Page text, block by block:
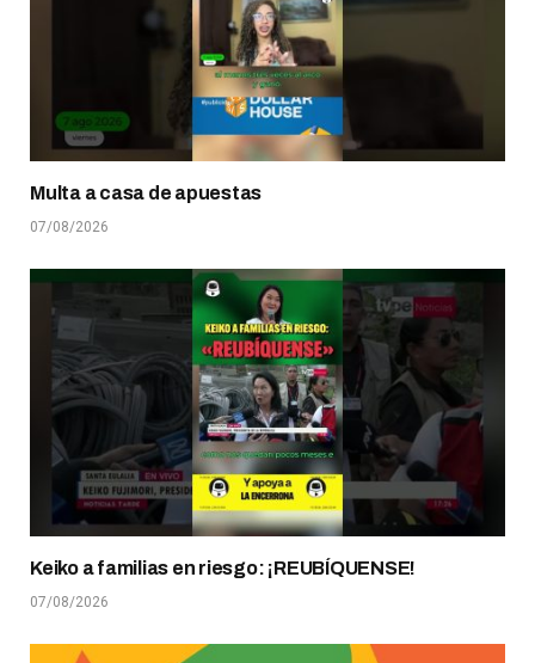
Multa a casa de apuestas
07/08/2026
Keiko a familias en riesgo: ¡REUBÍQUENSE!
07/08/2026